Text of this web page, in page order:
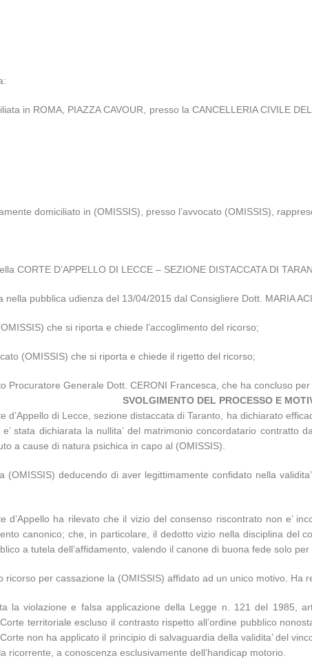
in ROMA, PIAZZA CAVOUR, presso la CANCELLERIA CIVILE
domiciliato in (OMISSIS), presso l’avvocato (OMISSIS),
CORTE D’APPELLO DI LECCE – SEZIONE DISTACCATA DI
nella pubblica udienza del 13/04/2015 dal Consigliere Dott. MARIA
che si riporta e chiede l’accoglimento del ricorso;
(OMISSIS) che si riporta e chiede il rigetto del ricorso;
Procuratore Generale Dott. CERONI Francesca, che ha concluso per
SVOLGIMENTO DEL PROCESSO E
d’Appello di Lecce, sezione distaccata di Taranto, ha dichiarato
stata dichiarata la nullita’ del matrimonio concordatario
a cause di natura psichica in capo al (OMISSIS).
(OMISSIS) deducendo di aver legittimamente confidato nella
d’Appello ha rilevato che il vizio del consenso riscontrato non e’
canonico; che, in particolare, il dedotto vizio nella disciplina del
a tutela dell’affidamento, valendo il canone di buona fede solo
per cassazione la (OMISSIS) affidato ad un unico motivo. Ha
la violazione e falsa applicazione della Legge n. 121 del 1985,
territoriale escluso il contrasto rispetto all’ordine pubblico
non ha applicato il principio di salvaguardia della validita’ del
ricorrente, a conoscenza esclusivamente dell’handicap motorio.